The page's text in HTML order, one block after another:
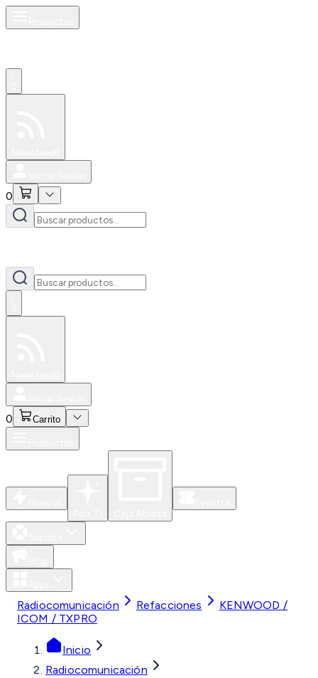
0
0 Carrito
Radiocomunicación Refacciones
KENWOOD /
ICOM / TXPRO
Inicio
Radiocomunicación